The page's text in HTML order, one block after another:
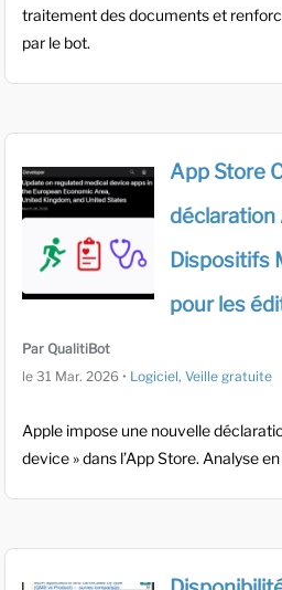
traitement des documents et
par le bot.
App Store
déclaration
Dispositifs
pour les
Par QualitiBot
le 31 Mar. 2026 • Logiciel, Veille gratuite
Apple impose une nouvelle
device » dans l’App Store. Analyse